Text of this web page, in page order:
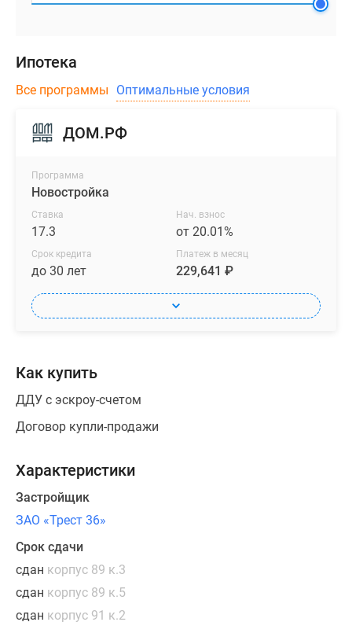
Ипотека
Все программы Оптимальные условия
ДОМ.РФ
Программа
Новостройка
Ставка
17.3
Нач. взнос
от 20.01%
Срок кредита
до 30 лет
Платеж в месяц
229,641 ₽
Как купить
ДДУ с эскроу-счетом
Договор купли-продажи
Характеристики
Застройщик
ЗАО «Трест 36»
Срок сдачи
сдан корпус 89 к.3
сдан корпус 89 к.5
сдан корпус 91 к.2